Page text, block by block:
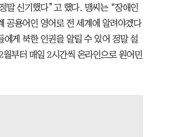
말 신기했다”고 했다. 맹씨는 “장애인
공용어인 영어로 전 세계에 알려야겠다
게 북한 인권을 알릴 수 있어 정말 설
부터 매일 2시간씩 온라인으로 원어민